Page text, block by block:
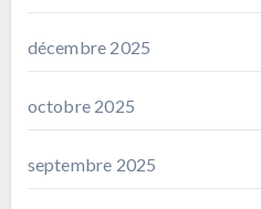
décembre 2025
octobre 2025
septembre 2025